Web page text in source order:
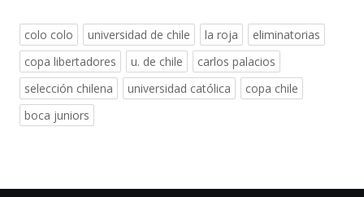
colo colo universidad de chile la roja
eliminatorias
copa libertadores
u. de chile
carlos palacios
selección chilena
universidad católica
copa chile
boca juniors